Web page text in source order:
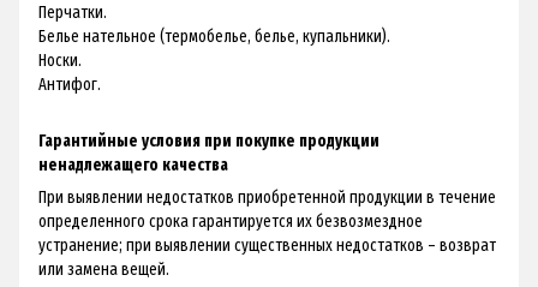
Перчатки.
Белье нательное (термобелье, белье, купальники).
Носки.
Антифог.
Гарантийные условия при покупке продукции
ненадлежащего качества
При выявлении недостатков приобретенной продукции в течение
определенного срока гарантируется их безвозмездное
устранение; при выявлении существенных недостатков – возврат
или замена вещей.